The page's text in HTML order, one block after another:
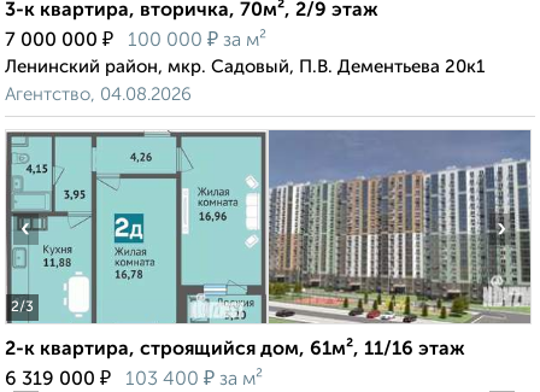
3-к квартира, вторичка, 70м², 2/9 этаж
7 000 000 ₽ 100 000 ₽ за м²
Ленинский район, мкр. Садовый, П.В. Дементьева 20к1
Агентство, 04.08.2026
2/3
‹ ›
2-к квартира, строящийся дом, 61м², 11/16 этаж
6 319 000 ₽ 103 400 ₽ за м²